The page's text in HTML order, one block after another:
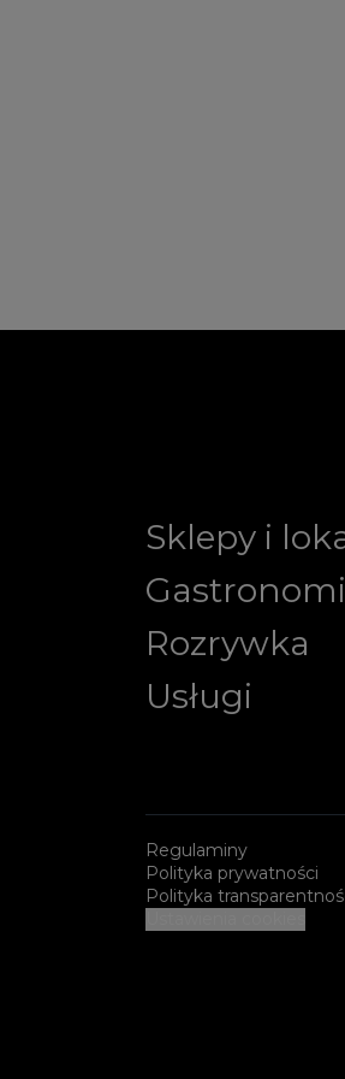
Sklepy i
Rozrywka
Usługi
Regulaminy
Polityka prywatności
Polityka